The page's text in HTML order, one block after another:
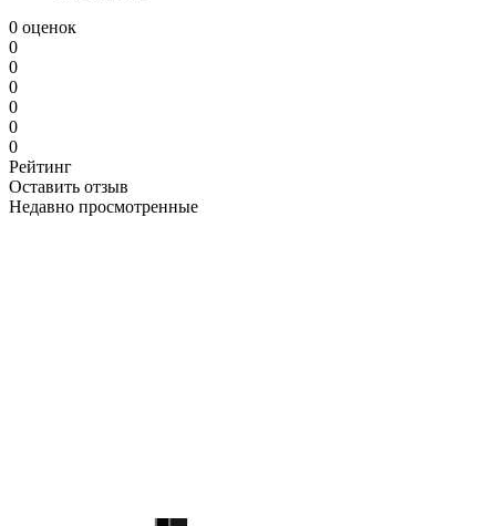
0 оценок
0
0
0
0
0
0
Рейтинг
Оставить отзыв
Недавно просмотренные